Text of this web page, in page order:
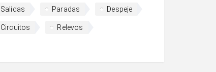
Salidas Paradas Despeje
Circuitos Relevos